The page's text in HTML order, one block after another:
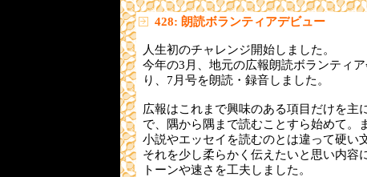
428: 朗読ボランティアデビュー
人生初のチャレンジ開始しました。
今年の3月、地元の広報朗読ボランティ
り、7月号を朗読・録音しました。
広報はこれまで興味のある項目だけを主
で、隅から隅まで読むことすら始めて。
小説やエッセイを読むのとは違って硬い
それを少し柔らかく伝えたいと思い内容
トーンや速さを工夫しました。